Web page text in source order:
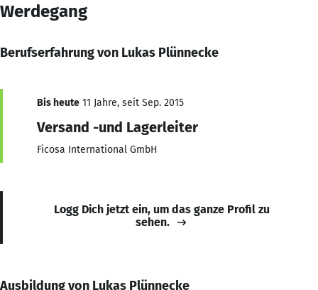
Werdegang
Berufserfahrung von Lukas Plünnecke
Bis heute 11 Jahre, seit Sep. 2015
Versand -und Lagerleiter
Ficosa International GmbH
Logg Dich jetzt ein, um das ganze Profil zu
sehen.
Ausbildung von Lukas Plünnecke